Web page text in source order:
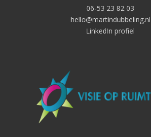
06-53 23 82 03
hello@martindubbeling.nl
LinkedIn profiel